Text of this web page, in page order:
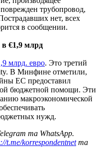
трубопровод,
нет, всех
в сообщении.
€1,9 млрд
млрд. евро. Это третий
В Минфине отметили,
ЕС предоставил
бюджетной помощи. Эти
макроэкономической
нужд.
та WhatsApp.
t.me/korrespondentnetта